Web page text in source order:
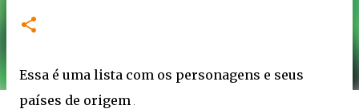
Essa é uma lista com os personagens e seus
países de origem